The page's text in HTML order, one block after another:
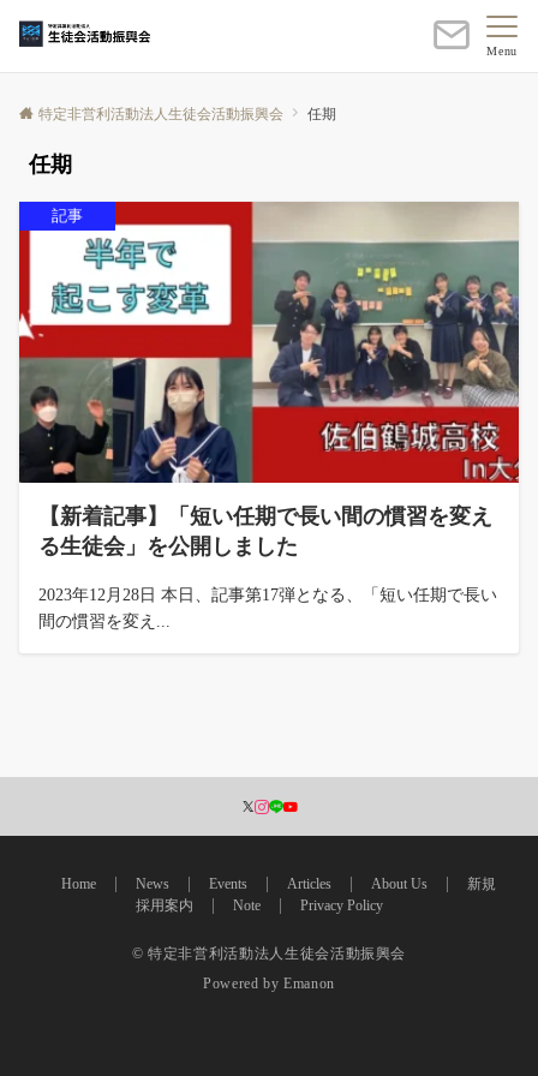
Menu
特定非営利活動法人生徒会活動振興会 任期
任期
記事
【新着記事】「短い任期で長い間の慣習を変え
る生徒会」を公開しました
2023年12月28日 本日、記事第17弾となる、「短い任期で長い
間の慣習を変え...
Home News Events Articles About Us
新規
採用案内
Note Privacy Policy
© 特定非営利活動法人生徒会活動振興会
Powered byEmanon